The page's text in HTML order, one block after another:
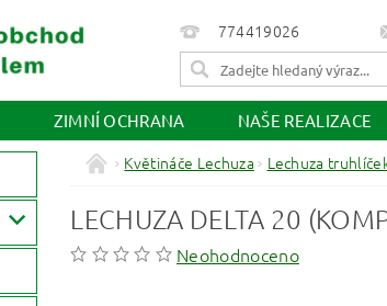
774419026
ZIMNÍ OCHRANA NAŠE REALIZACE
Květináče Lechuza Lechuza
LECHUZA DELTA 20
Neohodnoceno